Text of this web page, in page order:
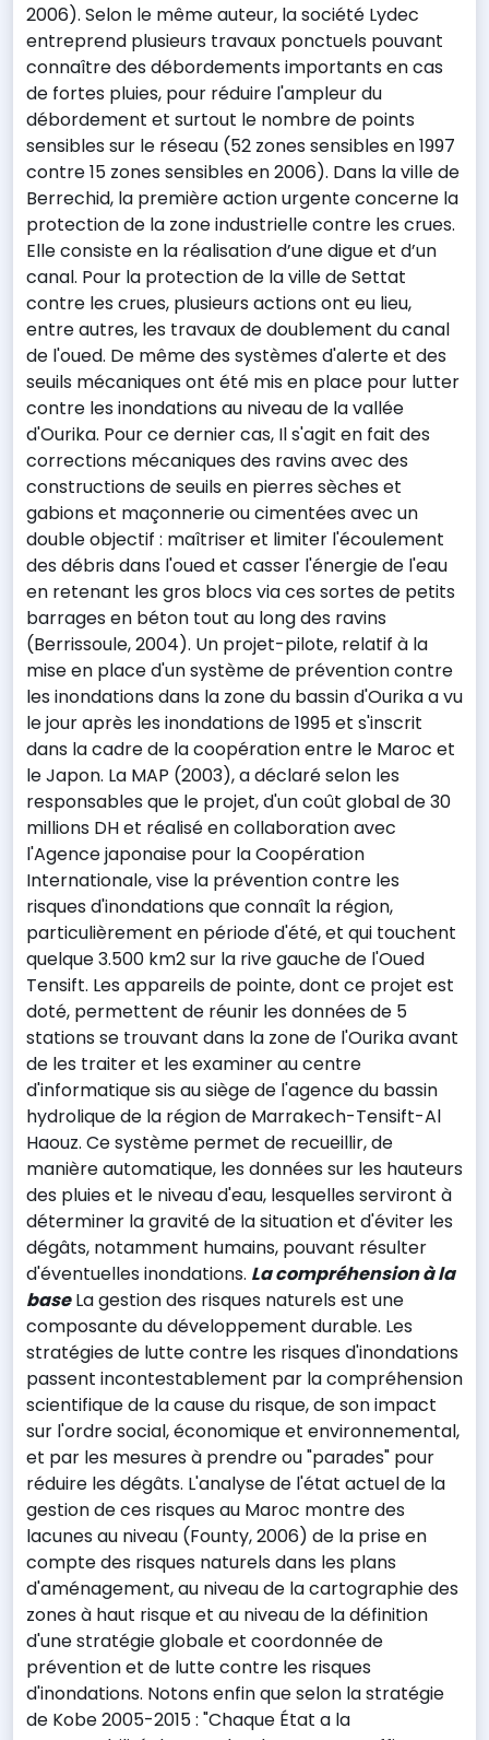
2006). Selon le même auteur, la société Lydec
entreprend plusieurs travaux ponctuels pouvant
connaître des débordements importants en cas
de fortes pluies, pour réduire l'ampleur du
débordement et surtout le nombre de points
sensibles sur le réseau (52 zones sensibles en 1997
contre 15 zones sensibles en 2006). Dans la ville de
Berrechid, la première action urgente concerne la
protection de la zone industrielle contre les crues.
Elle consiste en la réalisation d’une digue et d’un
canal. Pour la protection de la ville de Settat
contre les crues, plusieurs actions ont eu lieu,
entre autres, les travaux de doublement du canal
de l'oued. De même des systèmes d'alerte et des
seuils mécaniques ont été mis en place pour lutter
contre les inondations au niveau de la vallée
d'Ourika. Pour ce dernier cas, Il s'agit en fait des
corrections mécaniques des ravins avec des
constructions de seuils en pierres sèches et
gabions et maçonnerie ou cimentées avec un
double objectif : maîtriser et limiter l'écoulement
des débris dans l'oued et casser l'énergie de l'eau
en retenant les gros blocs via ces sortes de petits
barrages en béton tout au long des ravins
(Berrissoule, 2004). Un projet-pilote, relatif à la
mise en place d'un système de prévention contre
les inondations dans la zone du bassin d'Ourika a vu
le jour après les inondations de 1995 et s'inscrit
dans la cadre de la coopération entre le Maroc et
le Japon. La MAP (2003), a déclaré selon les
responsables que le projet, d'un coût global de 30
millions DH et réalisé en collaboration avec
l'Agence japonaise pour la Coopération
Internationale, vise la prévention contre les
risques d'inondations que connaît la région,
particulièrement en période d'été, et qui touchent
quelque 3.500 km2 sur la rive gauche de l'Oued
Tensift. Les appareils de pointe, dont ce projet est
doté, permettent de réunir les données de 5
stations se trouvant dans la zone de l'Ourika avant
de les traiter et les examiner au centre
d'informatique sis au siège de l'agence du bassin
hydrolique de la région de Marrakech-Tensift-Al
Haouz. Ce système permet de recueillir, de
manière automatique, les données sur les hauteurs
des pluies et le niveau d'eau, lesquelles serviront à
déterminer la gravité de la situation et d'éviter les
dégâts, notamment humains, pouvant résulter
d'éventuelles inondations. La compréhension à la
baseLa gestion des risques naturels est une
composante du développement durable. Les
stratégies de lutte contre les risques d'inondations
passent incontestablement par la compréhension
scientifique de la cause du risque, de son impact
sur l'ordre social, économique et environnemental,
et par les mesures à prendre ou "parades" pour
réduire les dégâts. L'analyse de l'état actuel de la
gestion de ces risques au Maroc montre des
lacunes au niveau (Founty, 2006) de la prise en
compte des risques naturels dans les plans
d'aménagement, au niveau de la cartographie des
zones à haut risque et au niveau de la définition
d'une stratégie globale et coordonnée de
prévention et de lutte contre les risques
d'inondations. Notons enfin que selon la stratégie
de Kobe 2005-2015 : "Chaque État a la